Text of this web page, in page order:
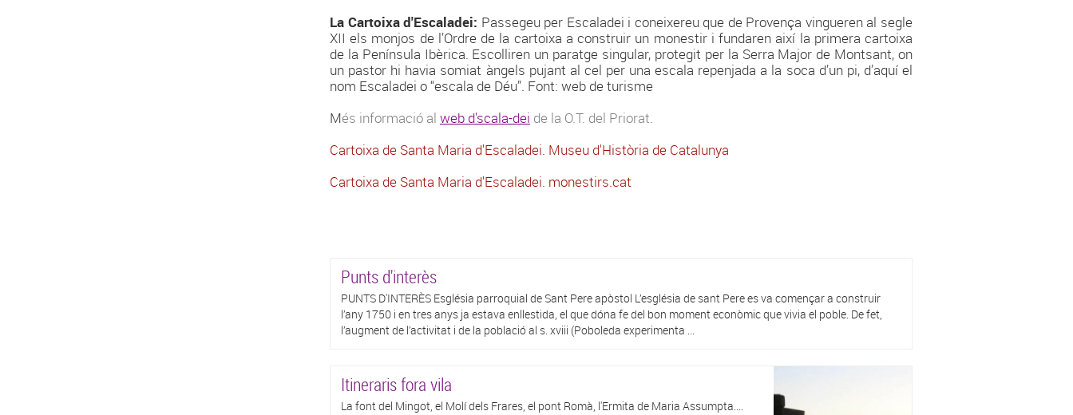
La Cartoixa d'Escaladei: Passegeu per Escaladei i coneixereu que de Provença vingueren al segle
XII els monjos de l’Ordre de la cartoixa a construir un monestir i fundaren així la primera cartoixa
de la Península Ibèrica. Escolliren un paratge singular, protegit per la Serra Major de Montsant, on
un pastor hi havia somiat àngels pujant al cel per una escala repenjada a la soca d’un pi, d’aquí el
nom Escaladei o “escala de Déu”. Font: web de turisme
Més informació al web d'scala-dei de la O.T. del Priorat.
Cartoixa de Santa Maria d'Escaladei. Museu d'Història de Catalunya
Cartoixa de Santa Maria d'Escaladei. monestirs.cat
Punts d'interès
PUNTS D'INTERÈS Església parroquial de Sant Pere apòstol L’església de sant Pere es va començar a construir
l’any 1750 i en tres anys ja estava enllestida, el que dóna fe del bon moment econòmic que vivia el poble. De fet,
l’augment de l’activitat i de la població al s. xviii (Poboleda experimenta ...
Itineraris fora vila
La font del Mingot, el Molí dels Frares, el pont Romà, l'Ermita de Maria Assumpta....